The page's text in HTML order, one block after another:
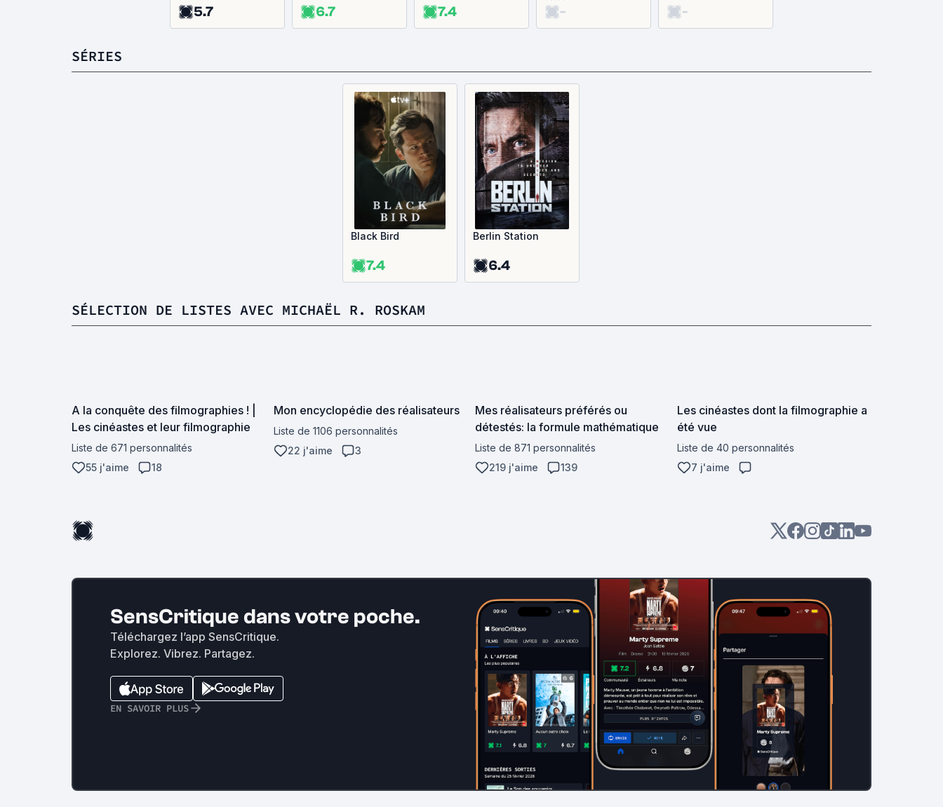
5.7 6.7 7.4 - -
SÉRIES
Black Bird
7.4
Berlin Station
6.4
SÉLECTION DE LISTES AVEC MICHAËL R. ROSKAM
A la conquête des filmographies ! |
Les cinéastes et leur filmographie
Liste de 671 personnalités
55 j'aime
18
Mon encyclopédie des réalisateurs
Liste de 1106 personnalités
22 j'aime
3
Mes réalisateurs préférés ou
détestés: la formule mathématique
Liste de 871 personnalités
219 j'aime
139
Les cinéastes dont la filmographie a
été vue
Liste de 40 personnalités
7 j'aime
SensCritique dans votre poche.
Téléchargez l’app SensCritique.
Explorez. Vibrez. Partagez.
EN SAVOIR PLUS